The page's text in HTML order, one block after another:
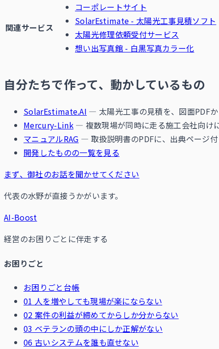
関連サービス
コーポレートサイト
SolarEstimate - 太陽光工事見積ソフト
太陽光修理依頼受付サービス
想い出写真館 - 白黒写真カラー化
自分たちで作って、動かしているもの
SolarEstimate.AI — 太陽光工事の見積を、図面PDF
Mercury-Link — 複数現場が同時に走る施工会社向け
マニュアルRAG — 取扱説明書のPDFに、出典ページ
開発したものの一覧を見る
まず、御社のお話を聞かせてください
代表の水野が直接うかがいます。
AI-Boost
経営のお困りごとに伴走する
お困りごと
お困りごと台帳
01 人を増やしても現場が楽にならない
02 案件の利益が締めてからしか分からない
03 ベテランの頭の中にしか正解がない
06 古いシステムを誰も直せない